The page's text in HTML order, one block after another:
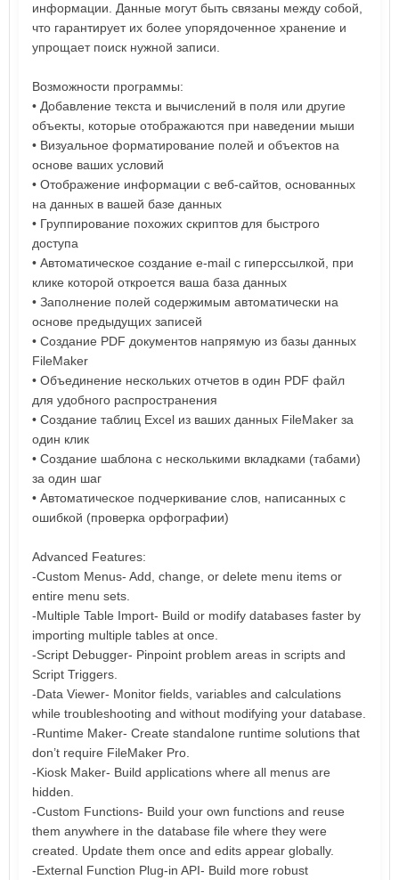
информации. Данные могут быть связаны между собой,
что гарантирует их более упорядоченное хранение и
упрощает поиск нужной записи.
Возможности программы:
• Добавление текста и вычислений в поля или другие
объекты, которые отображаются при наведении мыши
• Визуальное форматирование полей и объектов на
основе ваших условий
• Отображение информации с веб-сайтов, основанных
на данных в вашей базе данных
• Группирование похожих скриптов для быстрого
доступа
• Автоматическое создание e-mail с гиперссылкой, при
клике которой откроется ваша база данных
• Заполнение полей содержимым автоматически на
основе предыдущих записей
• Создание PDF документов напрямую из базы данных
FileMaker
• Объединение нескольких отчетов в один PDF файл
для удобного распространения
• Создание таблиц Excel из ваших данных FileMaker за
один клик
• Создание шаблона с несколькими вкладками (табами)
за один шаг
• Автоматическое подчеркивание слов, написанных с
ошибкой (проверка орфографии)
Advanced Features:
-Custom Menus- Add, change, or delete menu items or
entire menu sets.
-Multiple Table Import- Build or modify databases faster by
importing multiple tables at once.
-Script Debugger- Pinpoint problem areas in scripts and
Script Triggers.
-Data Viewer- Monitor fields, variables and calculations
while troubleshooting and without modifying your database.
-Runtime Maker- Create standalone runtime solutions that
don’t require FileMaker Pro.
-Kiosk Maker- Build applications where all menus are
hidden.
-Custom Functions- Build your own functions and reuse
them anywhere in the database file where they were
created. Update them once and edits appear globally.
-External Function Plug-in API- Build more robust